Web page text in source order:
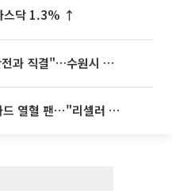
스닥 1.3% ↑
이재준 시장 "정전, 시민안전과 직결"…수원시 비상대응체계 가동
'차쥐뿔' 이준영, 포켓몬 카드 열혈 팬⋯"리셀러 처단할 것"